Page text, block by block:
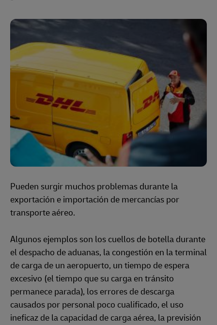
Pueden surgir muchos problemas durante la
exportación e importación de mercancías por
transporte aéreo.
Algunos ejemplos son los cuellos de botella durante
el despacho de aduanas, la congestión en la terminal
de carga de un aeropuerto, un tiempo de espera
excesivo (el tiempo que su carga en tránsito
permanece parada), los errores de descarga
causados por personal poco cualificado, el uso
ineficaz de la capacidad de carga aérea, la previsión